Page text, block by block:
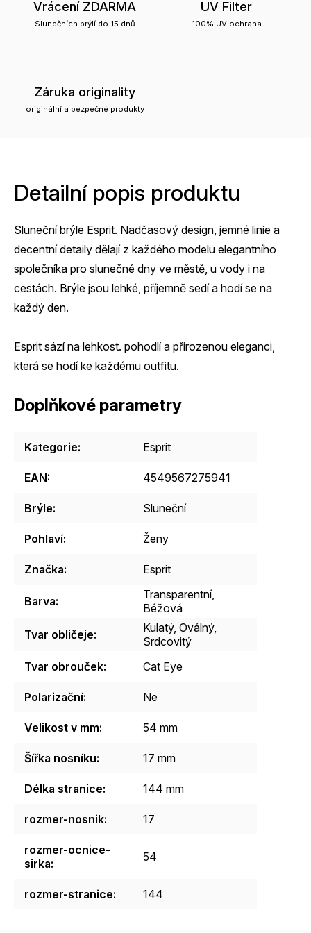
Vrácení ZDARMA
Slunečních brýlí do 15 dnů
UV Filter
100% UV ochrana
Záruka originality
originální a bezpečné produkty
Detailní popis produktu
Sluneční brýle Esprit. Nadčasový design, jemné linie a
decentní detaily dělají z každého modelu elegantního
společníka pro slunečné dny ve městě, u vody i na
cestách. Brýle jsou lehké, příjemně sedí a hodí se na
každý den.
Esprit sází na lehkost. pohodlí a přirozenou eleganci,
která se hodí ke každému outfitu.
Doplňkové parametry
Kategorie: Esprit
EAN: 4549567275941
Brýle: Sluneční
Pohlaví: Ženy
Značka: Esprit
Barva: Transparentní,
Béžová
Tvar obličeje: Kulatý, Oválný,
Srdcovitý
Tvar obrouček: Cat Eye
Polarizační: Ne
Velikost v mm: 54 mm
Šířka nosníku: 17 mm
Délka stranice: 144 mm
rozmer-nosnik: 17
rozmer-ocnice-
sirka: 54
rozmer-stranice: 144